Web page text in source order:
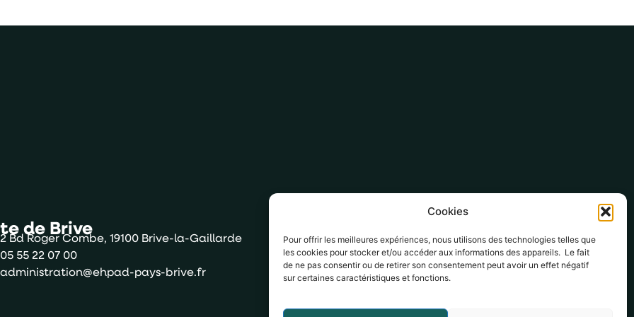
Cookies
Pour offrir les meilleures expériences, nous utilisons des technologies telles que
les cookies pour stocker et/ou accéder aux informations des appareils. Le fait
de ne pas consentir ou de retirer son consentement peut avoir un effet négatif
sur certaines caractéristiques et fonctions.
de Brive
2 Bd Roger Combe, 19100 Brive-la-Gaillarde
05 55 22 07 00
administration@ehpad-pays-brive.fr
Rue Alfred de Musset, 19360 Malemort-sur-Corrèze
05 19 98 05 10
administration@ehpad-pays-brive.fr